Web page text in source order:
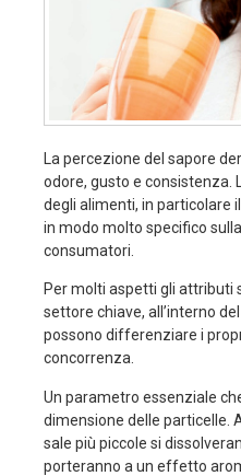
La percezione del sapore
odore, gusto e consistenza.
degli alimenti, in particolare
in modo molto specifico
consumatori.
Per molti aspetti gli attributi
settore chiave, all’interno
possono differenziare i
concorrenza.
Un parametro essenziale
dimensione delle particelle.
sale più piccole si
porteranno a un effetto